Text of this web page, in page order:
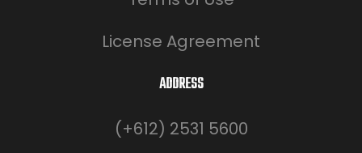
License Agreement
ADDRESS
(+612) 2531 5600